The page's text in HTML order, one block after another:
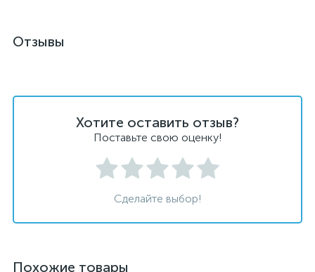
Отзывы
Хотите оставить отзыв?
Поставьте свою оценку!
Сделайте выбор!
Похожие товары